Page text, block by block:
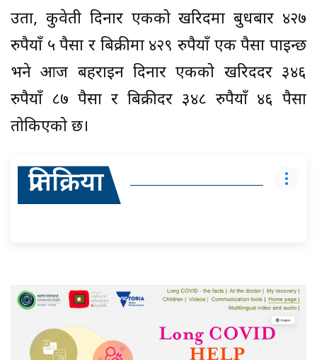
उता, कुवेती दिनार एकको खरिदमा बुधबार ४२७
रुपैयाँ ५ पैसा र बिक्रीमा ४२९ रुपैयाँ एक पैसा पाइन्छ
भने आज बहराइन दिनार एकको खरिददर ३४६
रुपैयाँ ८७ पैसा र बिक्रीदर ३४८ रुपैयाँ ४६ पैसा
तोकिएको छ।
प्रतिक्रिया